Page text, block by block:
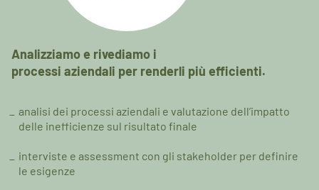
Analizziamo e rivediamo i
processi aziendali per renderli più efficienti.
analisi dei processi aziendali e valutazione dell’impatto
delle inefficienze sul risultato finale
interviste e assessment con gli stakeholder per definire
le esigenze